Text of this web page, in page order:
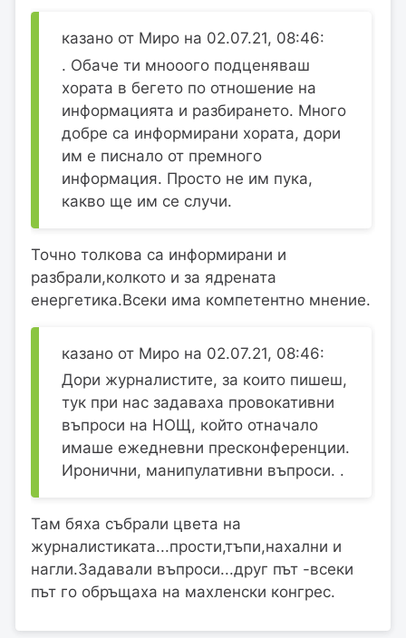
казано от Миро на 02.07.21, 08:46:
. Обаче ти мнооого подценяваш
хората в бегето по отношение на
информацията и разбирането. Много
добре са информирани хората, дори
им е писнало от премного
информация. Просто не им пука,
какво ще им се случи.
Точно толкова са информирани и
разбрали,колкото и за ядрената
енергетика.Всеки има компетентно мнение.
казано от Миро на 02.07.21, 08:46:
Дори журналистите, за които пишеш,
тук при нас задаваха провокативни
въпроси на НОЩ, който отначало
имаше ежедневни пресконференции.
Иронични, манипулативни въпроси. .
Там бяха събрали цвета на
журналистиката...прости,тъпи,нахални и
нагли.Задавали въпроси...друг път -всеки
път го обръщаха на махленски конгрес.